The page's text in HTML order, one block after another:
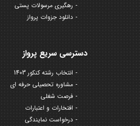
رهگیری مرسولات پستی
دانلود جزوات پرواز
دسترسی سریع پرواز
انتخاب رشته کنکور 1403
مشاوره تحصیلی حرفه ای
فرصت شغلی
افتخارات و اعتبارات
درخواست نمایندگی